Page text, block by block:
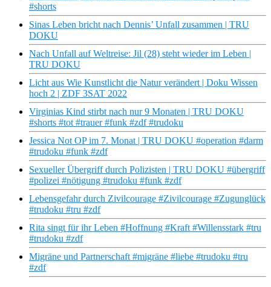
#shorts
Sinas Leben bricht nach Dennis’ Unfall zusammen | TRU
DOKU
Nach Unfall auf Weltreise: Jil (28) steht wieder im Leben |
TRU DOKU
Licht aus Wie Kunstlicht die Natur verändert | Doku Wissen
hoch 2 | ZDF 3SAT 2022
Virginias Kind stirbt nach nur 9 Monaten | TRU DOKU
#shorts #tot #trauer #funk #zdf #trudoku
Jessica Not OP im 7. Monat | TRU DOKU #operation #darm
#trudoku #funk #zdf
Sexueller Übergriff durch Polizisten | TRU DOKU #übergriff
#polizei #nötigung #trudoku #funk #zdf
Lebensgefahr durch Zivilcourage #Zivilcourage #Zugunglück
#trudoku #tru #zdf
Rita singt für ihr Leben #Hoffnung #Kraft #Willensstark #tru
#trudoku #zdf
Migräne und Partnerschaft #migräne #liebe #trudoku #tru
#zdf